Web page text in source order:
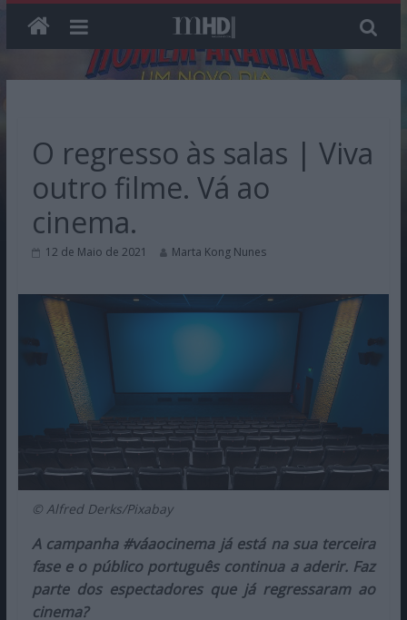
O regresso às salas | Viva
outro filme. Vá ao
cinema.
12 de Maio de 2021 Marta Kong Nunes
© Alfred Derks/Pixabay
A campanha #váaocinema já está na sua terceira
fase e o público português continua a aderir. Faz
parte dos espectadores que já regressaram ao
cinema?